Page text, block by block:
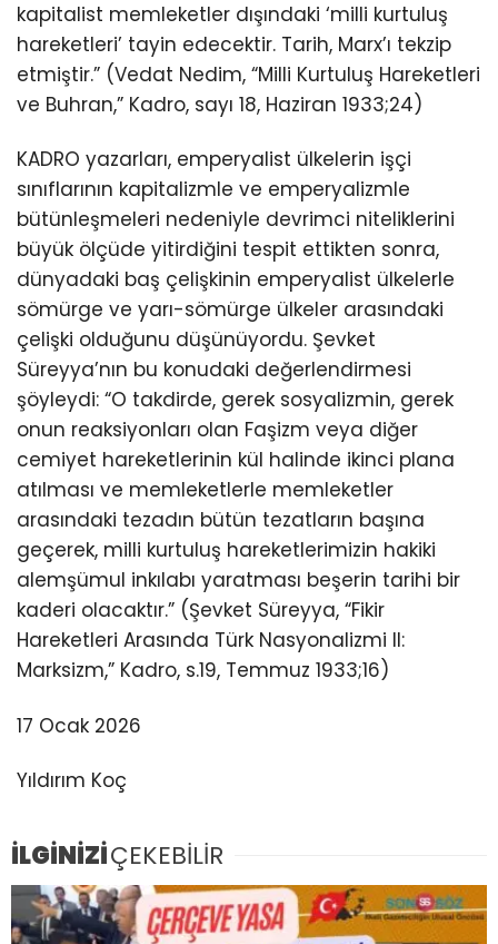
kapitalist memleketler dışındaki ‘milli kurtuluş
hareketleri’ tayin edecektir. Tarih, Marx’ı tekzip
etmiştir.” (Vedat Nedim, “Milli Kurtuluş Hareketleri
ve Buhran,” Kadro, sayı 18, Haziran 1933;24)
KADRO yazarları, emperyalist ülkelerin işçi
sınıflarının kapitalizmle ve emperyalizmle
bütünleşmeleri nedeniyle devrimci niteliklerini
büyük ölçüde yitirdiğini tespit ettikten sonra,
dünyadaki baş çelişkinin emperyalist ülkelerle
sömürge ve yarı-sömürge ülkeler arasındaki
çelişki olduğunu düşünüyordu. Şevket
Süreyya’nın bu konudaki değerlendirmesi
şöyleydi: “O takdirde, gerek sosyalizmin, gerek
onun reaksiyonları olan Faşizm veya diğer
cemiyet hareketlerinin kül halinde ikinci plana
atılması ve memleketlerle memleketler
arasındaki tezadın bütün tezatların başına
geçerek, milli kurtuluş hareketlerimizin hakiki
alemşümul inkılabı yaratması beşerin tarihi bir
kaderi olacaktır.” (Şevket Süreyya, “Fikir
Hareketleri Arasında Türk Nasyonalizmi II:
Marksizm,” Kadro, s.19, Temmuz 1933;16)
17 Ocak 2026
Yıldırım Koç
İLGİNİZİÇEKEBİLİR